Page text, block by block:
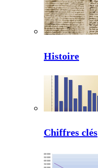
Histoire
Chiffres clés